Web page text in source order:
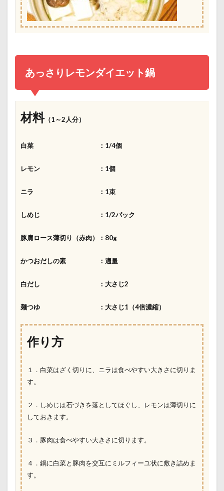
あっさりレモンダイエット鍋
材料（1～2人分）
白菜 ：1/4個
レモン ：1個
ニラ ：1束
しめじ ：1/2パック
豚肩ロース薄切り（赤肉）：80g
かつおだしの素 ：適量
白だし ：大さじ2
麺つゆ ：大さじ1（4倍濃縮）
作り方
１．白菜はざく切りに、ニラは食べやすい大きさに切りま
す。
２．しめじは石づきを落としてほぐし、レモンは薄切りに
しておきます。
３．豚肉は食べやすい大きさに切ります。
４．鍋に白菜と豚肉を交互にミルフィーユ状に敷き詰めま
す。